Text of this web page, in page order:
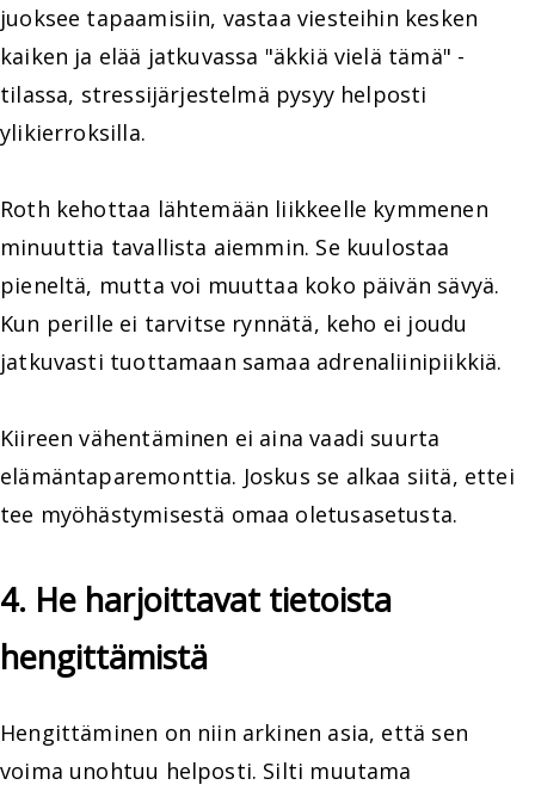
juoksee tapaamisiin, vastaa viesteihin kesken
kaiken ja elää jatkuvassa "äkkiä vielä tämä" -
tilassa, stressijärjestelmä pysyy helposti
ylikierroksilla.
Roth kehottaa lähtemään liikkeelle kymmenen
minuuttia tavallista aiemmin. Se kuulostaa
pieneltä, mutta voi muuttaa koko päivän sävyä.
Kun perille ei tarvitse rynnätä, keho ei joudu
jatkuvasti tuottamaan samaa adrenaliinipiikkiä.
Kiireen vähentäminen ei aina vaadi suurta
elämäntaparemonttia. Joskus se alkaa siitä, ettei
tee myöhästymisestä omaa oletusasetusta.
4. He harjoittavat tietoista
hengittämistä
Hengittäminen on niin arkinen asia, että sen
voima unohtuu helposti. Silti muutama